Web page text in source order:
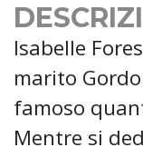
Isabelle
marito
famoso
Mentre si